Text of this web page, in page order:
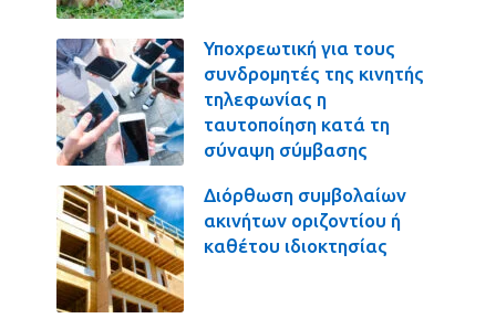
Υποχρεωτική για τους
συνδρομητές της κινητής
τηλεφωνίας η
ταυτοποίηση κατά τη
σύναψη σύμβασης
Διόρθωση συμβολαίων
ακινήτων οριζοντίου ή
καθέτου ιδιοκτησίας